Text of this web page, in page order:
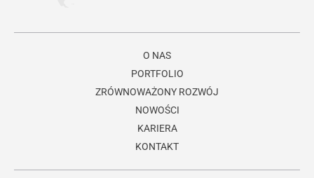
O NAS
PORTFOLIO
ZRÓWNOWAŻONY ROZWÓJ
NOWOŚCI
KARIERA
KONTAKT